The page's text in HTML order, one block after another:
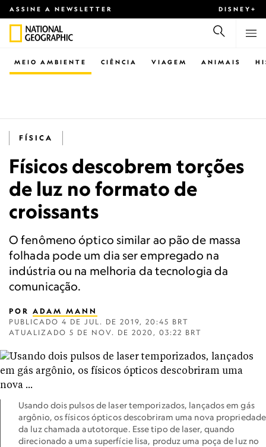
ASSINE A NEWSLETTER DISNEY+
CIÊNCIA VIAGEM ANIMAIS
MEIO AMBIENTE
FÍSICA
Físicos descobrem torções
de luz no formato de
croissants
O fenômeno óptico similar ao pão de massa
folhada pode um dia ser empregado na
indústria ou na melhoria da tecnologia da
comunicação.
POR ADAM MANN
PUBLICADO 4 DE JUL. DE 2019, 20:45 BRT
ATUALIZADO 5 DE NOV. DE 2020, 03:22 BRT
Usando dois pulsos de laser temporizados, lançados em gás
argônio, os físicos ópticos descobriram uma nova propriedade
da luz chamada autotorque. Esse tipo de laser, quando
direcionado a uma superfície lisa, produz uma poça de luz no